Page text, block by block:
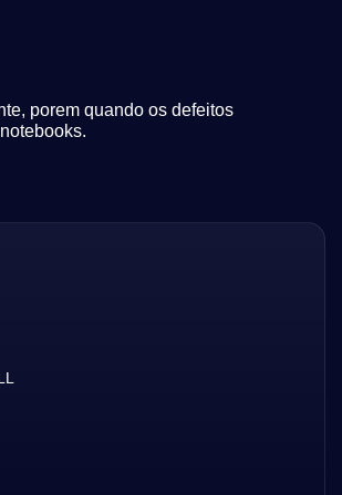
porem quando os defeitos